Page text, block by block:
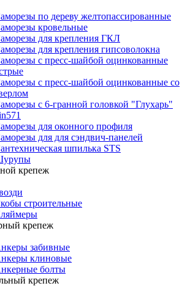
по дереву желтопассированные
кровельные
для крепления ГКЛ
для крепления гипсоволокна
с пресс-шайбой оцинкованные
с пресс-шайбой оцинкованные со
с 6-гранной головкой "Глухарь"
для оконного профиля
для для сэндвич-панелей
шпилька STS
крепеж
строительные
крепеж
забивные
клиновые
болты
крепеж